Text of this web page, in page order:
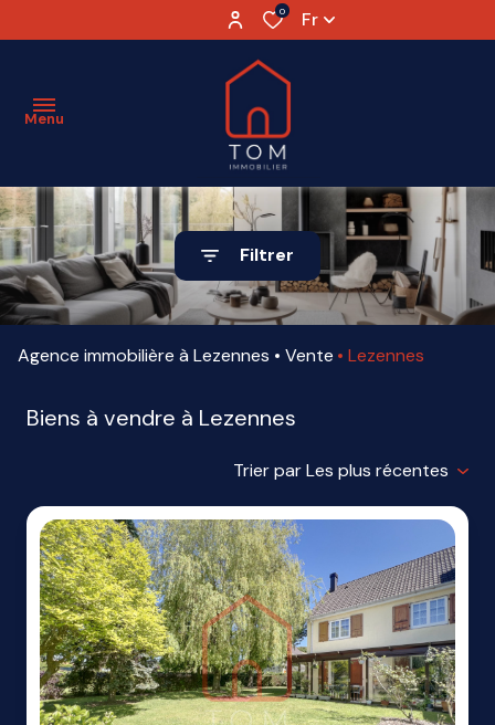
0 Fr
Menu
ESTIMATION
VENTE
LOCATION
AGENCE
ME
CONTACTER
Filtrer
Agence immobilière à Lezennes Vente Lezennes
Biens à vendre à Lezennes
Trier par Les plus récentes